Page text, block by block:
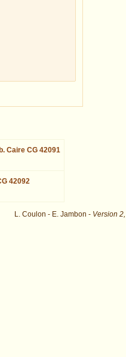
Caire CG 42091
42092
L. Coulon - E. Jambon - Version